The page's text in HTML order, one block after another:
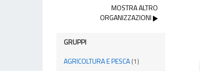
MOSTRA ALTRO
ORGANIZZAZIONI
GRUPPI
AGRICOLTURA E PESCA(1)